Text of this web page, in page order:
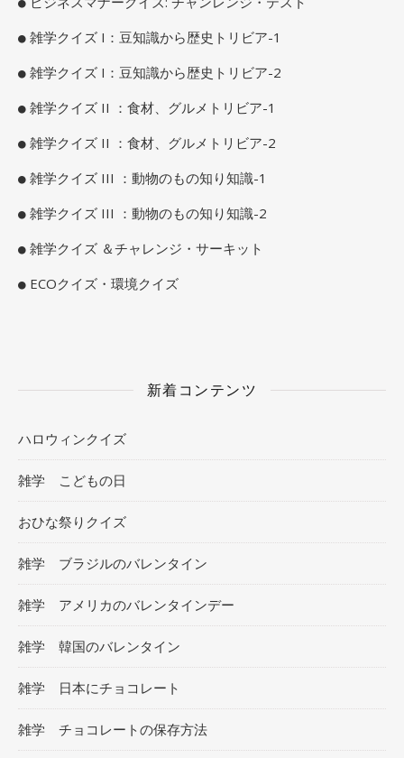
雑学クイズ I：豆知識から歴史トリビア-1
雑学クイズ I：豆知識から歴史トリビア-2
雑学クイズ II ：食材、グルメトリビア-1
雑学クイズ II ：食材、グルメトリビア-2
雑学クイズ III ：動物のもの知り知識-1
雑学クイズ III ：動物のもの知り知識-2
雑学クイズ ＆チャレンジ・サーキット
ECOクイズ・環境クイズ
新着コンテンツ
ハロウィンクイズ
雑学 こどもの日
おひな祭りクイズ
雑学 ブラジルのバレンタイン
雑学 アメリカのバレンタインデー
雑学 韓国のバレンタイン
雑学 日本にチョコレート
雑学 チョコレートの保存方法